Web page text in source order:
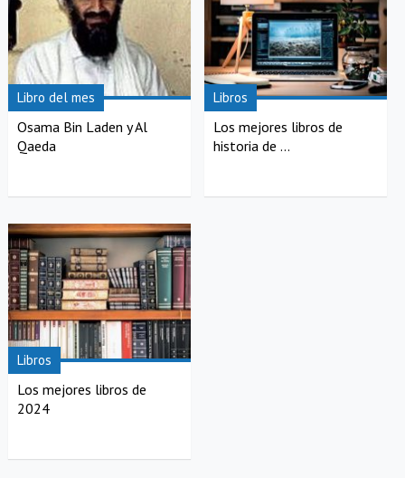
Libro del mes
Osama Bin Laden y Al
Qaeda
Libros
Los mejores libros de
historia de ...
Libros
Los mejores libros de
2024